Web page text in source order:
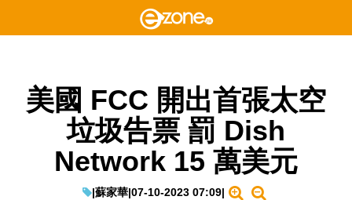
美國 FCC 開出首張太空
垃圾告票 罰 Dish
Network 15 萬美元
|蘇家華|07-10-2023 07:09|